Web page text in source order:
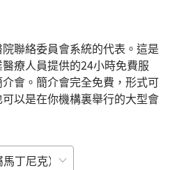
聯絡委員會系統的代表。這是
療人員提供的24小時免費服
會。簡介會完全免費，形式可
以是在你機構裏舉行的大型會